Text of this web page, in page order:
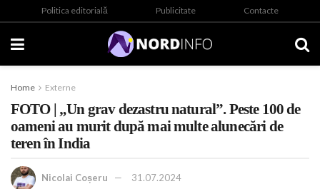
Politica editorială Publicitate Contacte
Home Externe
FOTO | „Un grav dezastru natural”. Peste 100 de
oameni au murit după mai multe alunecări de
teren în India
Nicolai Coșeru
31.07.2024